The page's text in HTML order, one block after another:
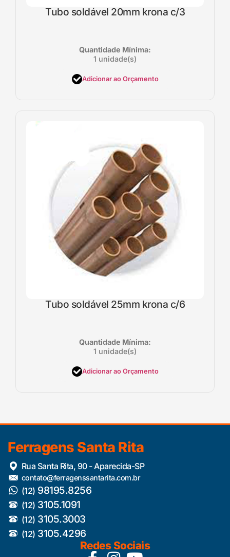
Tubo soldável 20mm krona c/3
Quantidade Mínima:
1 unidade(s)
Adicionar ao Orçamento
Tubo soldável 25mm krona c/6
Quantidade Mínima:
1 unidade(s)
Adicionar ao Orçamento
Ferragens Santa Rita
Rua Santa Rita, 90 - Aparecida-SP
contato@ferragenssantarita.com.br
(12) 98195.8256
(12) 3105.1091
(12) 3105.3003
(12) 3105.4296
Redes Sociais